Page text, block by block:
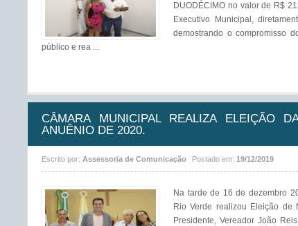
DUODÉCIMO no valor de R$
Executivo Municipal,
demostrando o compromisso
público e rea ...
CÂMARA MUNICIPAL REALIZA ELEIÇÃO
ANUÊNIO DE 2020.
Escrito por: Assessoria de Comunicação Postado em: 19/12/2019
Na tarde de 16 de dezembro
Rio Verde realizou Eleição
Presidente, Vereador João